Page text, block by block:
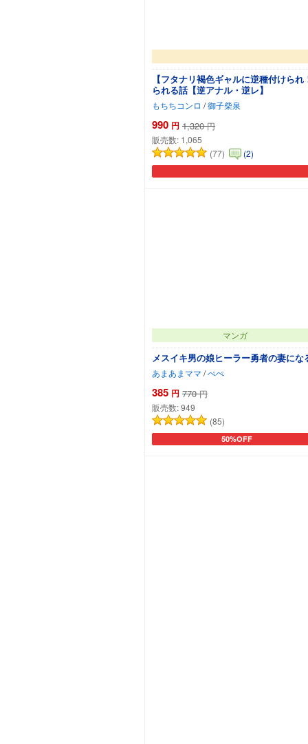
【フタナリ褐色ギャルに逆種付けら
られる話【逆アナル・逆レ】
もちちコンロ /御子柴泉
990 円 1,320 円
販売数: 1,065
(77)
(2)
マンガ
メスイキ男の娘ヒーラー勇者の妻にな
あまあまママ /ぺぺ
385 円 770 円
販売数:949
(85)
50%OFF
カートに追加